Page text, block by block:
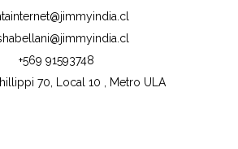
+569 91593748
70, Local 10 , Metro ULA